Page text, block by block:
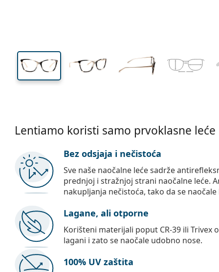
Lentiamo koristi samo prvoklasne leće
Bez odsjaja i nečistoća
Sve naše naočalne leće sadrže
prednjoj i stražnjoj strani naočalne leće.
nakupljanja nečistoća, tako da se naočale
Lagane, ali otporne
Korišteni materijali poput CR-39 ili Trivex
lagani i zato se naočale udobno nose.
100% UV zaštita